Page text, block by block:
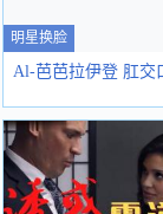
明星换脸
Al-芭芭拉伊登 肛交